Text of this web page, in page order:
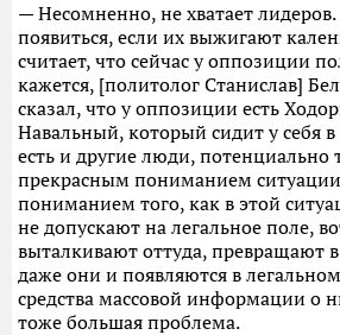
— Несомненно, не хватает
появиться, если их выжигают
считает, что сейчас у оппозиции
кажется, [политолог Станислав]
сказал, что у оппозиции есть
Навальный, который сидит у себя
есть и другие люди, потенциально
прекрасным пониманием
пониманием того, как в этой
не допускают на легальное поле,
выталкивают оттуда, превращают
даже они и появляются в
средства массовой информации о
тоже большая проблема.